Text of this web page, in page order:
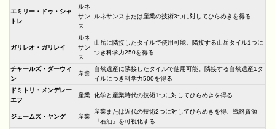
エミリー・ドゥ・シャ
トレ
ルネ
サン
ス
ルネサンスまたは産業の技術3つに対してひらめきを得る
ガリレオ・ガリレイ
ルネ
サン
ス
山岳に隣接したタイルで使用可能。隣接する山岳タイル1つに
つき科学力250を得る
チャールズ・ダーウィ
ン
産業
自然遺産に隣接したタイルで使用可能。隣接する自然遺産1タ
イルにつき科学力500を得る
ドミトリ・メンデレー
エフ
産業 化学と産業時代の技術1つに対してひらめきを得る
ジェームズ・ヤング 産業
産業または近代の技術2つに対してひらめきを得、戦略資源
『石油』を可視化する